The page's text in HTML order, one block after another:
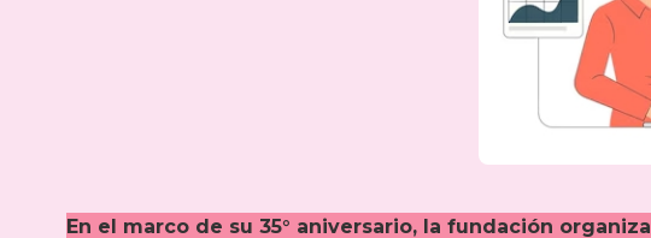
En el marco de su 35° aniversario, la fundación